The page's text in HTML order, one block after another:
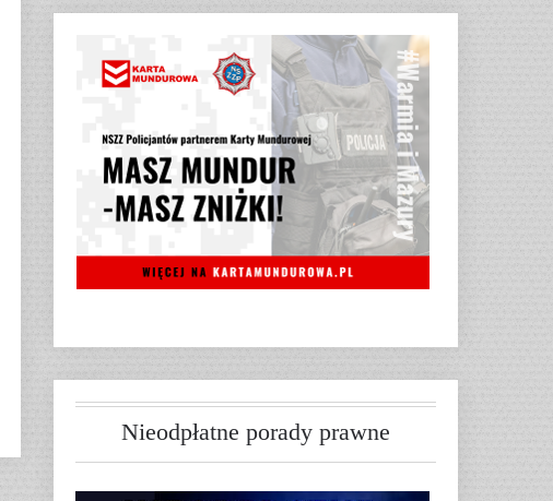
Nieodpłatne porady prawne